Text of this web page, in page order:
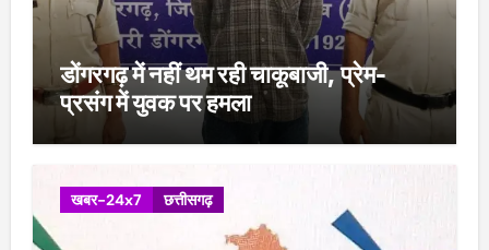
डोंगरगढ़ में नहीं थम रही चाकूबाजी, प्रेम-
प्रसंग में युवक पर हमला
खबर-24x7 छत्तीसगढ़